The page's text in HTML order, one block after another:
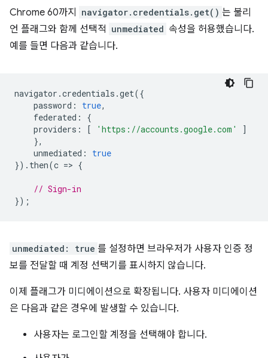
Chrome 60까지 navigator.credentials.get() 는 불리
언 플래그와 함께 선택적 unmediated 속성을 허용했습니다.
예를 들면 다음과 같습니다.
navigator .credentials .get({
password : true,
federated :
{
providers : [ 'https://accounts.google.com'
]
},
unmediated :
true
}). then(c => {
// Sign-in
});
unmediated: true 를 설정하면 브라우저가 사용자 인증 정
보를 전달할 때 계정 선택기를 표시하지 않습니다.
이제 플래그가 미디에이션으로 확장됩니다. 사용자 미디에이션
은 다음과 같은 경우에 발생할 수 있습니다.
사용자는 로그인할 계정을 선택해야 합니다.